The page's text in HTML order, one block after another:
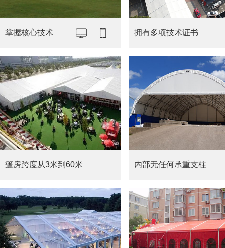
掌握核心技术 拥有多项技术证书
篷房跨度从3米到60米 内部无任何承重支柱